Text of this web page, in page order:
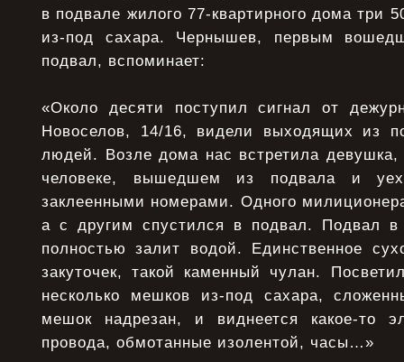
в подвале жилого 77-квартирного дома три
из-под сахара. Чернышев, первым
подвал, вспоминает:
«Около десяти поступил сигнал от
Новоселов, 14/16, видели выходящих из
людей. Возле дома нас встретила девушка,
человеке, вышедшем из подвала и
заклеенными номерами. Одного
а с другим спустился в подвал. Подвал
полностью залит водой. Единственное
закуточек, такой каменный чулан.
несколько мешков из-под сахара,
мешок надрезан, и виднеется какое-то
провода, обмотанные изолентой, часы…»